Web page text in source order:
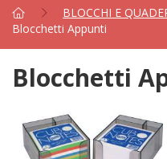
BLOCCHI E
Blocchetti Appunti
Blocchetti